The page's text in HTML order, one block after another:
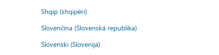
Shqip (shqipëri)
Slovenčina (Slovenská republika)
Slovenski (Slovenija)